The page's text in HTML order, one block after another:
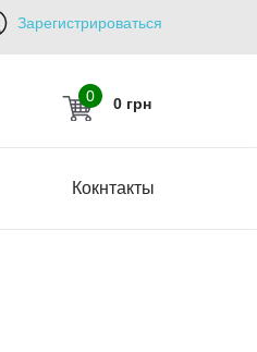
Зарегистрироваться
0 0 грн
Кокнтакты